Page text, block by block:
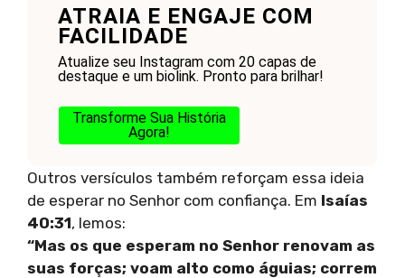
ATRAIA E ENGAJE COM
FACILIDADE
Atualize seu Instagram com 20 capas de
destaque e um biolink. Pronto para brilhar!
Transforme Sua História
Agora!
Outros versículos também reforçam essa ideia
de esperar no Senhor com confiança. Em Isaías
40:31, lemos:
“Mas os que esperam no Senhor renovam as
suas forças; voam alto como águias; correm